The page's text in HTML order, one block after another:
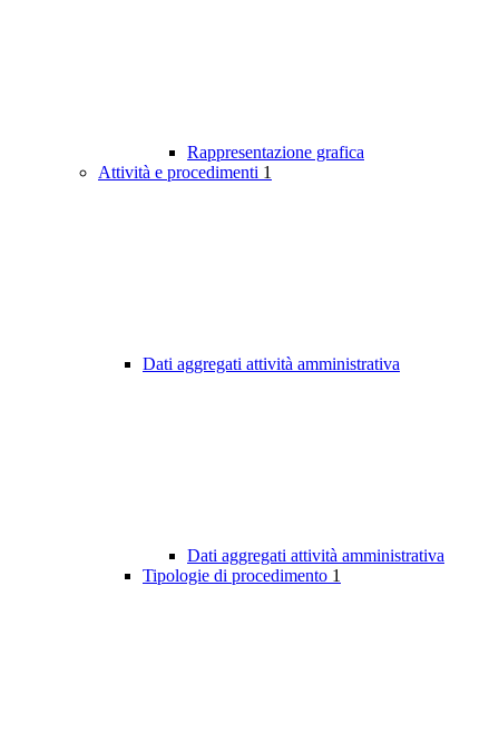
Rappresentazione grafica
Attività e procedimenti 1
Dati aggregati attività amministrativa
Dati aggregati attività amministrativa
Tipologie di procedimento 1